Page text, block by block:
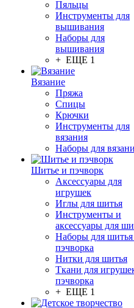
Пяльцы
Инструменты для
вышивания
Наборы для
вышивания
+ ЕЩЕ 1
Вязание
Пряжа
Спицы
Крючки
Инструменты для
вязания
Наборы для
Шитье и пэчворк
Аксессуары для
игрушек
Иглы для шитья
Инструменты и
аксессуары для
Наборы для
пэчворка
Нитки для шитья
Ткани для
пэчворка
+ ЕЩЕ 1